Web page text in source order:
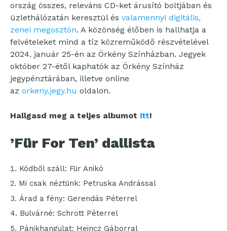
ország összes, releváns CD-ket árusító boltjában és
üzlethálózatán keresztül és valamennyi digitális,
zenei megosztón. A közönség élőben is hallhatja a
felvételeket mind a tíz közreműködő részvételével
2024. január 25-én az Örkény Színházban. Jegyek
október 27-étől kaphatók az Örkény Színház
jegypénztárában, illetve online
az orkeny.jegy.hu oldalon.
Hallgasd meg a teljes albumot itt!
’Für For Ten’ dallista
Ködből száll: Für Anikó
Mi csak néztünk: Petruska Andrással
Árad a fény: Gerendás Péterrel
Bulvárné: Schrott Péterrel
Pánikhangulat: Heincz Gáborral